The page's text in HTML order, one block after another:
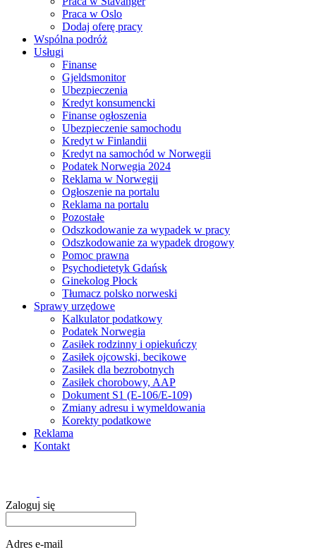
Praca w Oslo
Dodaj oferę pracy
Wspólna podróż
Usługi
Finanse
Gjeldsmonitor
Ubezpieczenia
Kredyt konsumencki
Finanse ogłoszenia
Ubezpieczenie samochodu
Kredyt w Finlandii
Kredyt na samochód w Norwegii
Podatek Norwegia 2024
Reklama w Norwegii
Ogłoszenie na portalu
Reklama na portalu
Pozostałe
Odszkodowanie za wypadek w pracy
Odszkodowanie za wypadek drogowy
Pomoc prawna
Psychodietetyk Gdańsk
Ginekolog Płock
Tłumacz polsko norweski
Sprawy urzędowe
Kalkulator podatkowy
Podatek Norwegia
Zasiłek rodzinny i opiekuńczy
Zasiłek ojcowski, becikowe
Zasiłek dla bezrobotnych
Zasiłek chorobowy, AAP
Dokument S1 (E-106/E-109)
Zmiany adresu i wymeldowania
Korekty podatkowe
Reklama
Kontakt
Zaloguj się
Adres e-mail